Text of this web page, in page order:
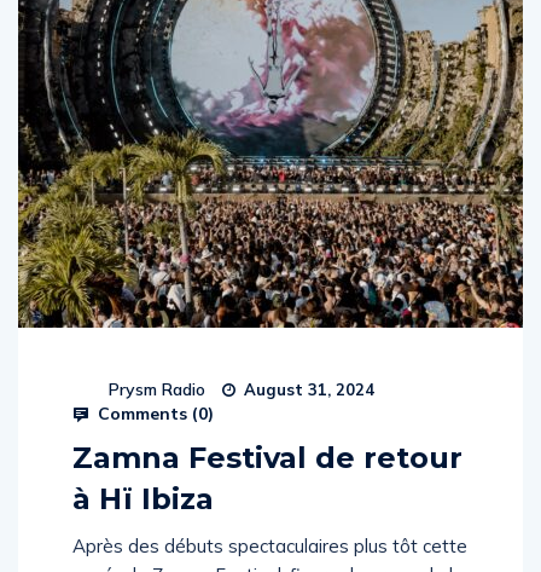
Prysm Radio August 31, 2024
Comments (0)
Zamna Festival de retour
à Hï Ibiza
Après des débuts spectaculaires plus tôt cette